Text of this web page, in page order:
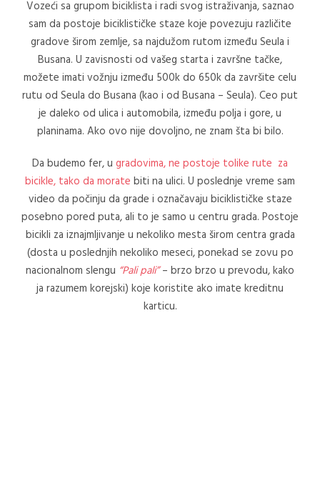
Vozeći sa grupom biciklista i radi svog istraživanja, saznao
sam da postoje biciklističke staze koje povezuju različite
gradove širom zemlje, sa najdužom rutom između Seula i
Busana. U zavisnosti od vašeg starta i završne tačke,
možete imati vožnju između 500k do 650k da završite celu
rutu od Seula do Busana (kao i od Busana – Seula). Ceo put
je daleko od ulica i automobila, između polja i gore, u
planinama. Ako ovo nije dovoljno, ne znam šta bi bilo.
Da budemo fer, u gradovima, ne postoje tolike rute za
bicikle, tako da morate biti na ulici. U poslednje vreme sam
video da počinju da grade i označavaju biciklističke staze
posebno pored puta, ali to je samo u centru grada. Postoje
bicikli za iznajmljivanje u nekoliko mesta širom centra grada
(dosta u poslednjih nekoliko meseci, ponekad se zovu po
nacionalnom slengu “Pali pali”– brzo brzo u prevodu, kako
ja razumem korejski) koje koristite ako imate kreditnu
karticu.